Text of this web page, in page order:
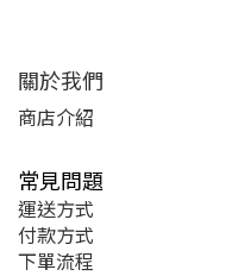
關於我們
商店介紹
常見問題
運送方式
付款方式
下單流程